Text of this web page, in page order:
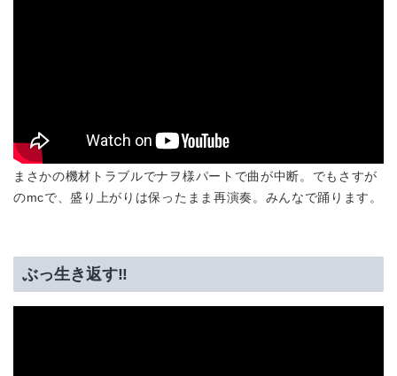
まさかの機材トラブルでナヲ様パートで曲が中断。でもさすが
のmcで、盛り上がりは保ったまま再演奏。みんなで踊ります。
ぶっ生き返す‼︎